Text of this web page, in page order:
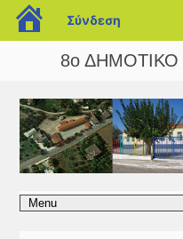
blogs.sch.gr
Σύνδεση
8ο